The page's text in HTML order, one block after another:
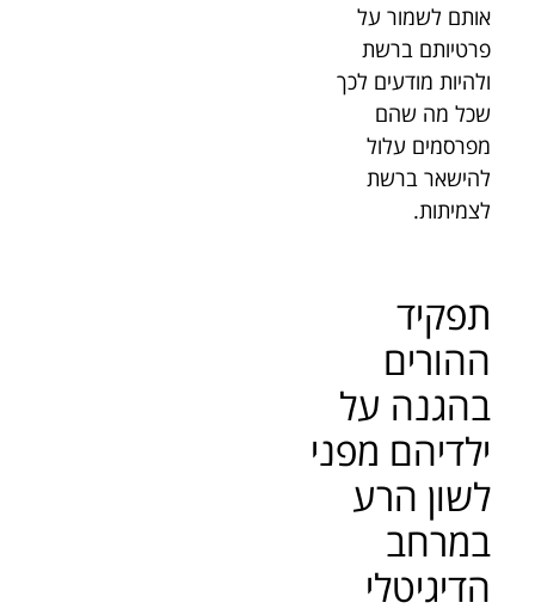
אותם לשמור על
פרטיותם ברשת
ולהיות מודעים לכך
שכל מה שהם
מפרסמים עלול
להישאר ברשת
לצמיתות.
תפקיד
ההורים
בהגנה על
ילדיהם מפני
לשון הרע
במרחב
הדיגיטלי